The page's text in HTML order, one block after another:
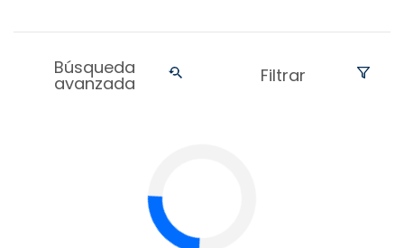
Búsqueda
avanzada Filtrar